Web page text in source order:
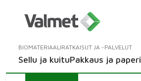
BIOMATERIAALIRATKAISUT JA -PALVELUT
Sellu ja kuituPakkaus ja paperi